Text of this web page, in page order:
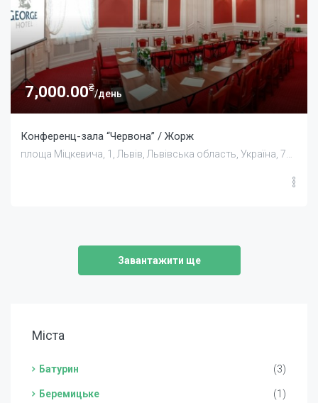
7,000.00₴
/день
Конференц-зала “Червона” / Жорж
площа Міцкевича, 1, Львів, Львівська область, Україна, 79000
Завантажити ще
Міста
Батурин (3)
Беремицьке (1)